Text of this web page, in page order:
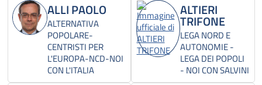
ALLI PAOLO
ALTERNATIVA
POPOLARE-
CENTRISTI PER
L'EUROPA-NCD-NOI
CON L'ITALIA
ALTIERI
TRIFONE
LEGA NORD E
AUTONOMIE -
LEGA DEI POPOLI
- NOI CON SALVINI